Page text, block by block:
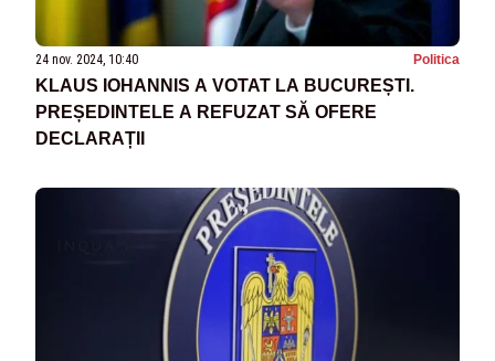
24 nov. 2024, 10:40 Politica
KLAUS IOHANNIS A VOTAT LA BUCUREȘTI.
PREȘEDINTELE A REFUZAT SĂ OFERE
DECLARAȚII